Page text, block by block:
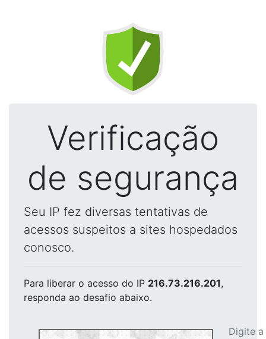
Verificação
de segurança
Seu IP fez diversas tentativas de
acessos suspeitos a sites hospedados
conosco.
Para liberar o acesso do IP 216.73.216.201,
responda ao desafio abaixo.
Digite